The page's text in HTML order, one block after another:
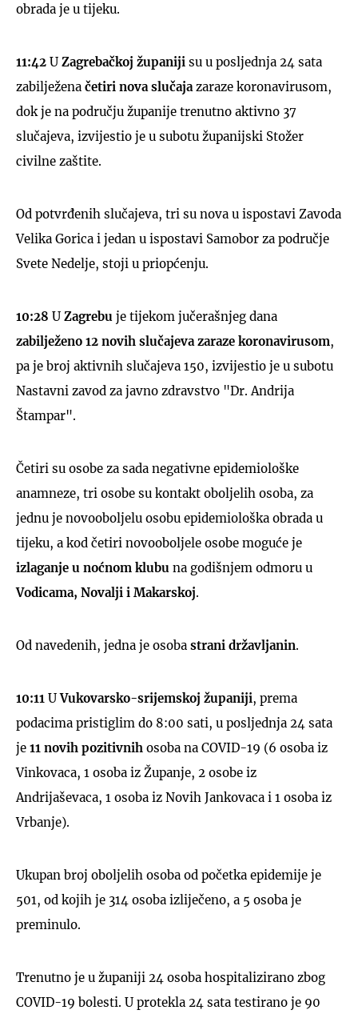
obrada je u tijeku.
11:42 U Zagrebačkoj županiji su u posljednja 24 sata
zabilježena četiri nova slučaja zaraze koronavirusom,
dok je na području županije trenutno aktivno 37
slučajeva, izvijestio je u subotu županijski Stožer
civilne zaštite.
Od potvrđenih slučajeva, tri su nova u ispostavi Zavoda
Velika Gorica i jedan u ispostavi Samobor za područje
Svete Nedelje, stoji u priopćenju.
10:28 U Zagrebu je tijekom jučerašnjeg dana
zabilježeno 12 novih slučajeva zaraze koronavirusom,
pa je broj aktivnih slučajeva 150, izvijestio je u subotu
Nastavni zavod za javno zdravstvo "Dr. Andrija
Štampar".
Četiri su osobe za sada negativne epidemiološke
anamneze, tri osobe su kontakt oboljelih osoba, za
jednu je novooboljelu osobu epidemiološka obrada u
tijeku, a kod četiri novooboljele osobe moguće je
izlaganje u noćnom klubu na godišnjem odmoru u
Vodicama, Novalji i Makarskoj.
Od navedenih, jedna je osoba strani državljanin.
10:11 UVukovarsko-srijemskoj županiji, prema
podacima pristiglim do 8:00 sati, u posljednja 24 sata
je 11 novih pozitivnih osoba na COVID-19 (6 osoba iz
Vinkovaca, 1 osoba iz Županje, 2 osobe iz
Andrijaševaca, 1 osoba iz Novih Jankovaca i 1 osoba iz
Vrbanje).
Ukupan broj oboljelih osoba od početka epidemije je
501, od kojih je 314 osoba izliječeno, a 5 osoba je
preminulo.
Trenutno je u županiji 24 osoba hospitalizirano zbog
COVID-19 bolesti. U protekla 24 sata testirano je 90